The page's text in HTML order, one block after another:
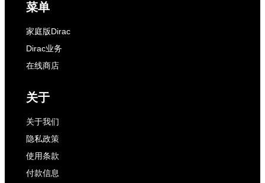
菜单
家庭版Dirac
Dirac业务
在线商店
关于
关于我们
隐私政策
使用条款
付款信息